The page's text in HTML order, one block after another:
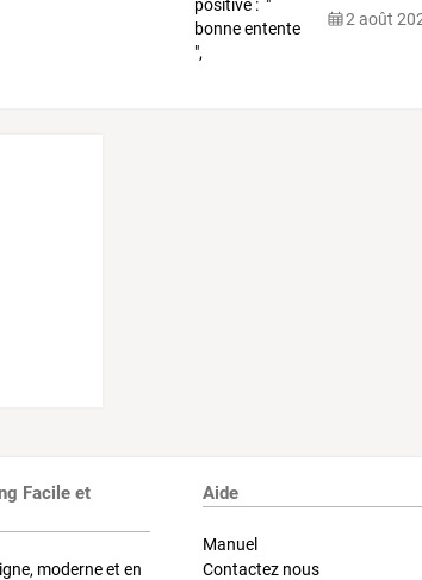
2 août
Facile et
moderne et en
Aide
Manuel
Contactez nous